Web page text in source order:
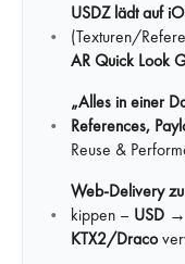
USDZ lädt auf
(Texturen/
AR Quick Look
„Alles in einer
References,
Reuse &
Web-Delivery
kippen – USD
KTX2/Draco